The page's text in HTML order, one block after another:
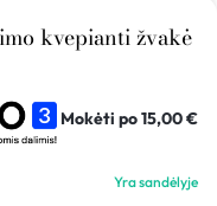
kvepianti žvakė
Mokėti po15,00€
Yra sandėlyje